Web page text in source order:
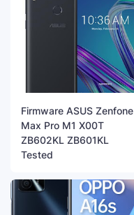
Firmware ASUS Zenfone
Max Pro M1 X00T
ZB602KL ZB601KL
Tested